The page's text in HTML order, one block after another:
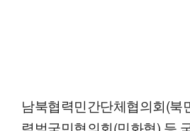
남북협력민간단체협의회(북